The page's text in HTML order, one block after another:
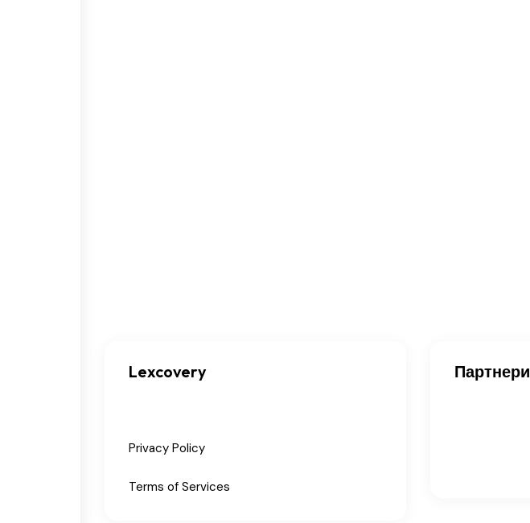
Lexcovery
Privacy Policy
Terms of Services
Партнери